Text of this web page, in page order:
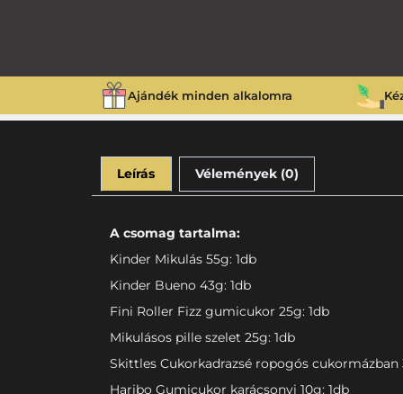
Ajándék minden alkalomra
Leírás Vélemények (0)
A csomag tartalma:
Kinder Mikulás 55g: 1db
Kinder Bueno 43g: 1db
Fini Roller Fizz gumicukor 25g: 1db
Mikulásos pille szelet 25g: 1db
Skittles Cukorkadrazsé ropogós cukormázban
Haribo Gumicukor karácsonyi 10g: 1db